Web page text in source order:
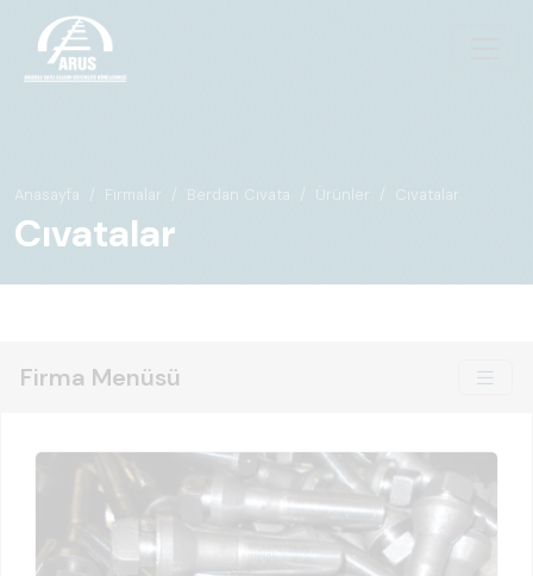
Anasayfa Firmalar Berdan Cıvata Ürünler Cıvatalar
Cıvatalar
Firma Menüsü